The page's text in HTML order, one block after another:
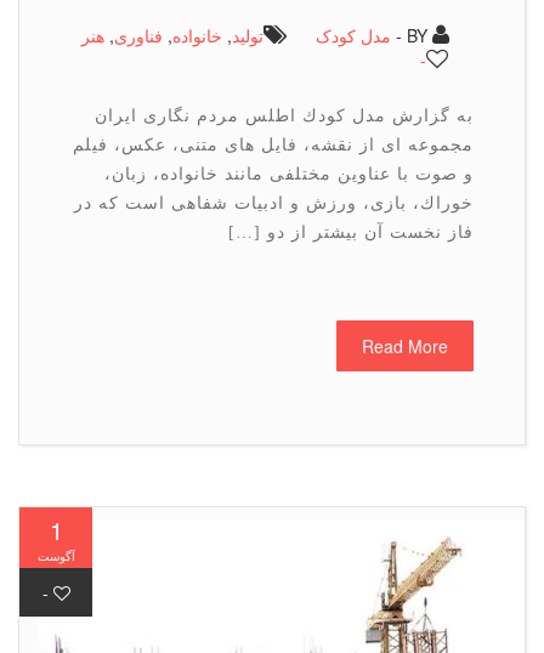
مدل کودک تولید ,خانواده, فناوری, هنر
به گزارش مدل كودك اطلس مردم نگاری ایران
مجموعه ای از نقشه، فایل های متنی، عكس، فیلم
و صوت با عناوین مختلفی مانند خانواده، زبان،
خوراك، بازی، ورزش و ادبیات شفاهی است كه در
فاز نخست آن بیشتر از دو […]
Read More